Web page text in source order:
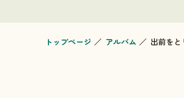
トップページ アルバム 出前を